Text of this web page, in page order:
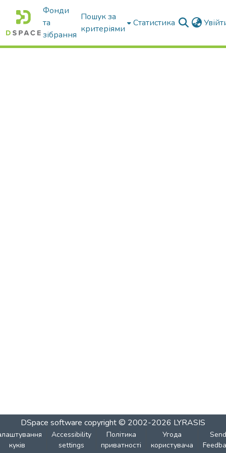
Фонди
та
зібрання
Пошук за
критеріями
Статистика
DSpace software copyright © 2002-2026 LYRASIS
куків
Accessibility
settings
Політика
приватності
Угода
користувача
Send